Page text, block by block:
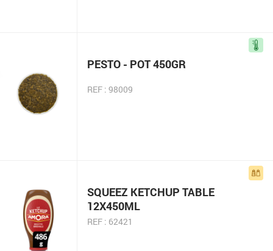
PESTO - POT 450GR
REF : 98009
SQUEEZ KETCHUP TABLE
12X450ML
REF : 62421